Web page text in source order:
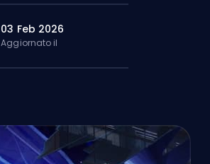
03 Feb 2026
Aggiornato il